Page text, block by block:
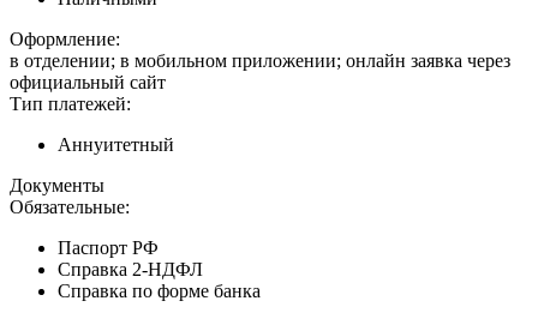
Оформление:
в отделении; в мобильном приложении; онлайн заявка через
официальный сайт
Тип платежей:
Аннуитетный
Документы
Обязательные:
Паспорт РФ
Справка 2-НДФЛ
Справка по форме банка